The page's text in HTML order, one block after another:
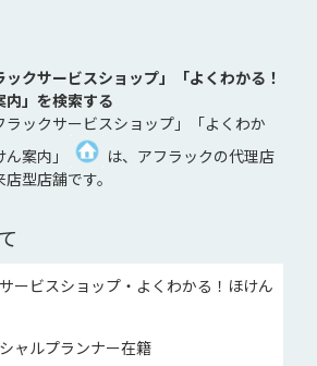
ックサービスショップ」「よくわかる！
内」を検索する
ックサービスショップ」「よくわか
案内」
は、アフラックの代理店
型店舗です。
ービスショップ・よくわかる！ほけん
ャルプランナー在籍